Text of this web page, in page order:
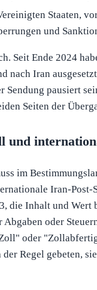
Staaten,
und
Seit Ende 2024
nach Iran
Sendung pausiert
Seiten der
und
im
Iran-Post-
die Inhalt und Wert
oder
oder
Regel gebeten,